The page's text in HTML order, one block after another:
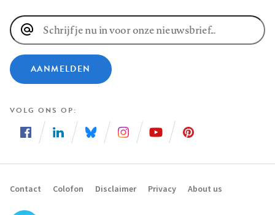
E-
mailadres
AANMELDEN
VOLG ONS OP
ons
op
ons
op
ons
ons
op
ons
op
ons
op
Footer
Contact Colofon Disclaimer Privacy About us